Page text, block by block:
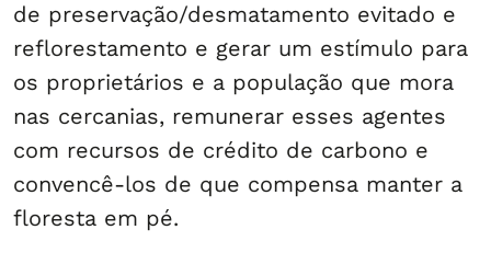
de preservação/desmatamento evitado e
reflorestamento e gerar um estímulo para
os proprietários e a população que mora
nas cercanias, remunerar esses agentes
com recursos de crédito de carbono e
convencê-los de que compensa manter a
floresta em pé.